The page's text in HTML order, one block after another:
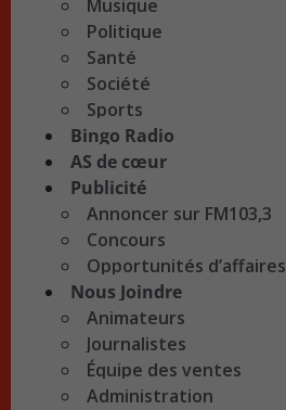
Musique
Politique
Santé
Société
Sports
Bingo Radio
AS de cœur
Publicité
Annoncer sur FM103,3
Concours
Opportunités d’affaires
Nous Joindre
Animateurs
Journalistes
Équipe des ventes
Administration